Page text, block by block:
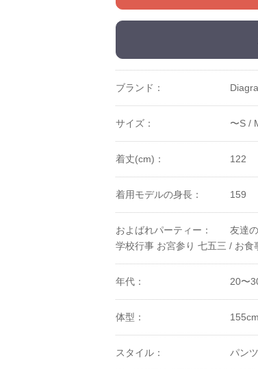
ブランド：
サイズ： 〜S /
着丈(cm)： 122
着用モデルの身長： 159
およばれパーティー： 友達
学校行事 お宮参り 七五三 / お食
年代： 20〜
体型：
スタイル： パン